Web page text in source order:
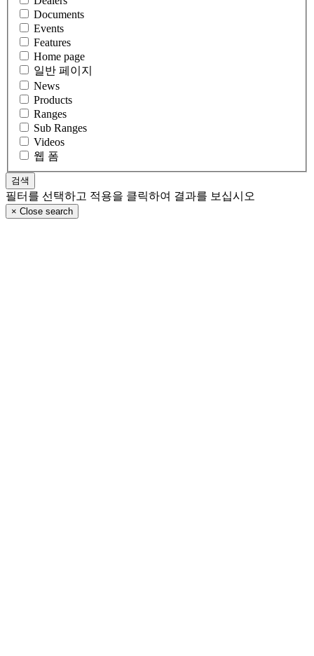
Documents
Events
Features
Home page
일반 페이지
News
Products
Ranges
Sub Ranges
Videos
웹 폼
필터를 선택하고 적용을 클릭하여 결과를 보십시오
× Close search